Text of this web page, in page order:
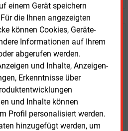
einem Gerät speichern
die Ihnen angezeigten
können Cookies, Geräte-
Informationen auf Ihrem
abgerufen werden.
und Inhalte, Anzeigen-
Erkenntnisse über
und Inhalte können
Profil personalisiert werden.
hinzugefügt werden, um
kostenlos und
Zugang
aktualisierte Nachrichten mit
daily
Zeitung E&M